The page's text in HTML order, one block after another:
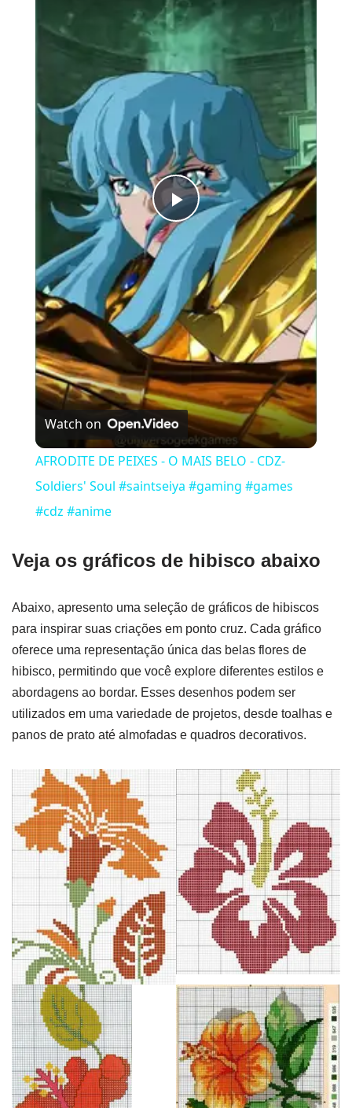
Play
Video
Watch on
AFRODITE DE PEIXES - O MAIS BELO - CDZ-
Soldiers' Soul #saintseiya #gaming #games
#cdz #anime
Veja os gráficos de hibisco abaixo
Abaixo, apresento uma seleção de gráficos de hibiscos
para inspirar suas criações em ponto cruz. Cada gráfico
oferece uma representação única das belas flores de
hibisco, permitindo que você explore diferentes estilos e
abordagens ao bordar. Esses desenhos podem ser
utilizados em uma variedade de projetos, desde toalhas e
panos de prato até almofadas e quadros decorativos.